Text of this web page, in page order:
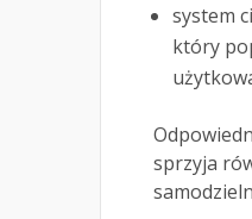
system
który
sprzyja